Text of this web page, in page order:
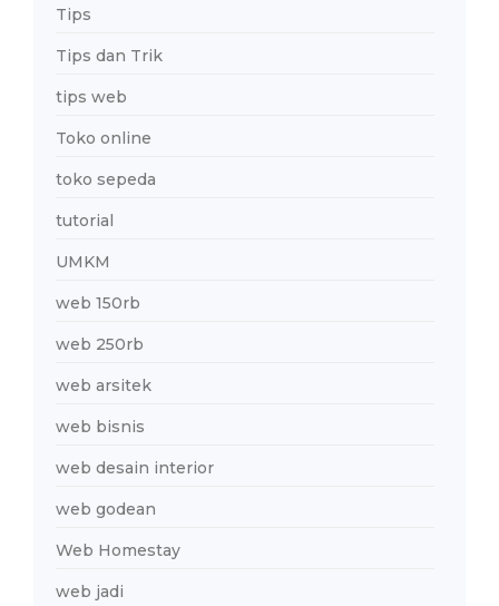
Tips
Tips dan Trik
tips web
Toko online
toko sepeda
tutorial
UMKM
web 150rb
web 250rb
web arsitek
web bisnis
web desain interior
web godean
Web Homestay
web jadi